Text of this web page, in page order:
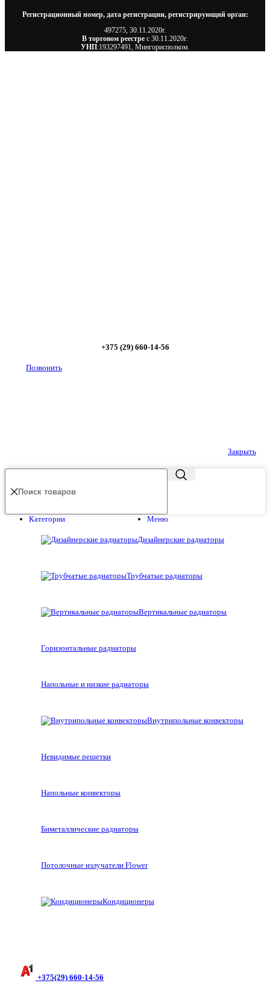
Регистрационный номер, дата регистрации, регистрирующий орган:
497275, 30.11.2020г.
В торговом реестре с 30.11.2020г.
УНП:193297491, Мингорисполком.
+375 (29) 660-14-56
Позвонить
Закрыть
Меню
Категории
Дизайнерские радиаторы
Трубчатые радиаторы
Вертикальные радиаторы
Горизонтальные радиаторы
Напольные и низкие радиаторы
Внутрипольные конвекторы
Невидимые решетки
Напольные конвекторы
Биметаллические радиаторы
Потолочные излучатели Flower
Кондиционеры
+375(29) 660-14-56